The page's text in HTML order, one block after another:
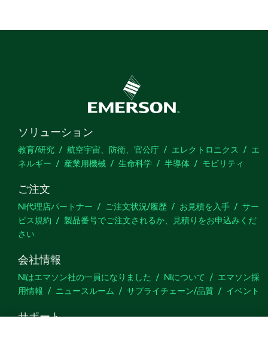
ソリューション
教育/研究 航空宇宙、防衛、官公庁 エレクトロニクス
エ
ネルギー
産業用機械 生命科学 半導体 モビリティ
ご注文
NI代理店パートナー ご注文状況/履歴 お見積を入手
サー
ビス規約
製品番号でご注文されるか、見積りをお申込みくだ
さい
会社情報
NIはエマソン社の一員になりました NIについて
エマソン採
用情報
ニュースルーム サプライチェーン/品質 イベント
サポート